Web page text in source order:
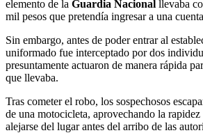
elemento de la Guardia Nacional llevaba
mil pesos que pretendía ingresar a una
Sin embargo, antes de poder entrar al
uniformado fue interceptado por dos
presuntamente actuaron de manera rápida
que llevaba.
Tras cometer el robo, los sospechosos
de una motocicleta, aprovechando la
alejarse del lugar antes del arribo de las